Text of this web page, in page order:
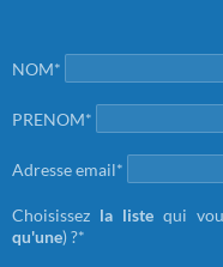
NOM*
PRENOM*
Adresse email*
Choisissez la listequi
qu'une) ?*